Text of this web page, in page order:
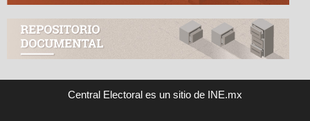
Central Electoral es un sitio de INE.mx